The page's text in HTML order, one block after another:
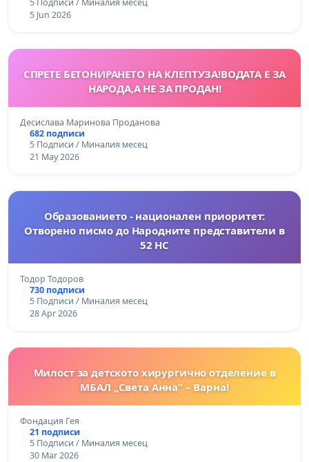
5 Jun 2026
СПРЕТЕ БЕТОНИРАНЕТО НА КЛЕПТУЗА!ВОДАТА Е ЗА
НАРОДА,А НЕ ЗА ПРОДАН!
Десислава Маринова Проданова
682 подписи
5 Подписи / Миналия месец
21 May 2026
Образованието - национален приоритет:
Отворено писмо до Народните представители в
52 НС
Тодор Тодоров
730 подписи
5 Подписи / Миналия месец
28 Apr 2026
Милост за детското хирургично отделение в
МБАЛ „Света Анна“ – Варна!
Фондация Гея
21 подписи
5 Подписи / Миналия месец
30 Mar 2026